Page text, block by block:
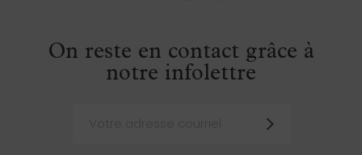
On reste en contact grâce à
notre infolettre